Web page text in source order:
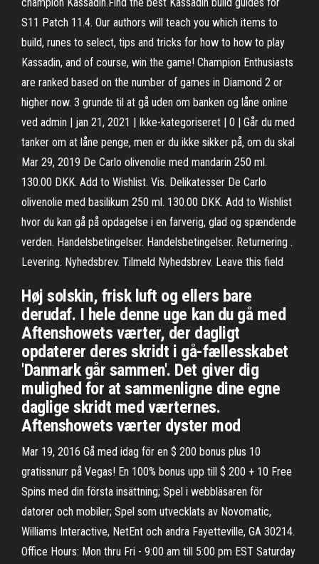
S11 Patch 11.4. Our authors will teach you which items to
build, runes to select, tips and tricks for how to how to play
Kassadin, and of course, win the game! Champion Enthusiasts
are ranked based on the number of games in Diamond 2 or
higher now. 3 grunde til at gå uden om banken og låne online
ved admin | jan 21, 2021 | Ikke-kategoriseret | 0 | Går du med
tanker om at låne penge, men er du ikke sikker på, om du skal
Mar 29, 2019 De Carlo olivenolie med mandarin 250 ml.
130.00 DKK. Add to Wishlist. Vis. Delikatesser De Carlo
olivenolie med basilikum 250 ml. 130.00 DKK. Add to Wishlist
hvor du kan gå på opdagelse i en farverig, glad og spændende
verden. Handelsbetingelser. Handelsbetingelser. Returnering .
Levering. Nyhedsbrev. Tilmeld Nyhedsbrev. Leave this field
Høj solskin, frisk luft og ellers bare
derudaf. I hele denne uge kan du gå med
Aftenshowets værter, der dagligt
opdaterer deres skridt i gå-fællesskabet
'Danmark går sammen'. Det giver dig
mulighed for at sammenligne dine egne
daglige skridt med værternes.
Aftenshowets værter dyster mod
Mar 19, 2016 Gå med idag för en $ 200 bonus plus 10
gratissnurr på Vegas! En 100% bonus upp till $ 200 + 10 Free
Spins med din första insättning; Spel i webbläsaren för
datorer och mobiler; Spel som utvecklats av Novomatic,
Williams Interactive, NetEnt och andra Fayetteville, GA 30214.
Office Hours: Mon thru Fri - 9:00 am till 5:00 pm EST Saturday